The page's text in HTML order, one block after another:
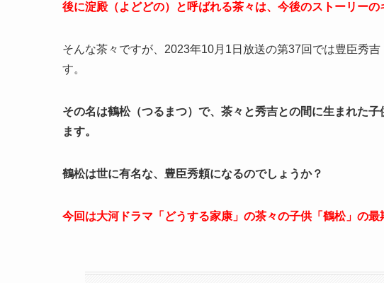
後に淀殿（よどどの）と呼ばれる茶々は、今後のストーリーの
そんな茶々ですが、2023年10月1日放送の第37回では豊臣秀
す。
その名は鶴松（つるまつ）で、茶々と秀吉との間に生まれた
ます。
鶴松は世に有名な、豊臣秀頼になるのでしょうか？
今回は大河ドラマ「どうする家康」の茶々の子供「鶴松」の最